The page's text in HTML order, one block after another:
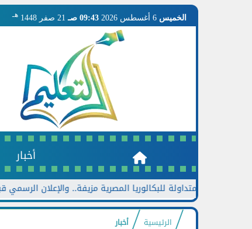
الخميس 09:43 صـ 21 صفر 1448 هـ
أخبار
المتداولة للبكالوريا المصرية مزيفة.. والإعلان الرسمي قبل
الرئيسية أخبار